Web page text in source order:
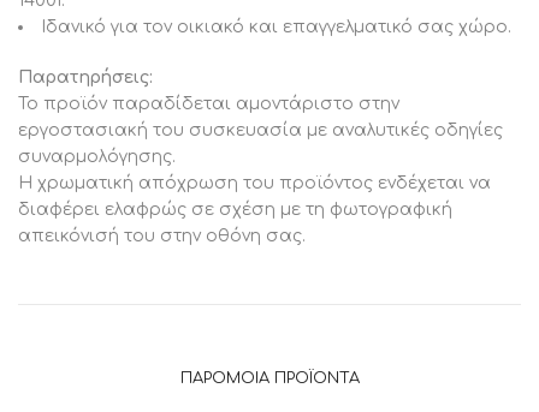
Ιδανικό για τον οικιακό και επαγγελματικό σας χώρο.
Παρατηρήσεις:
Το προϊόν παραδίδεται αμοντάριστο στην
εργοστασιακή του συσκευασία με αναλυτικές οδηγίες
συναρμολόγησης.
Η χρωματική απόχρωση του προϊόντος ενδέχεται να
διαφέρει ελαφρώς σε σχέση με τη φωτογραφική
απεικόνισή του στην οθόνη σας.
ΠΑΡΌΜΟΙΑ ΠΡΟΪΌΝΤΑ